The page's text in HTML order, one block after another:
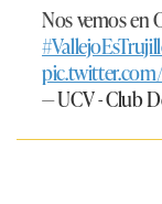
Nos vemos en
— UCV - Club